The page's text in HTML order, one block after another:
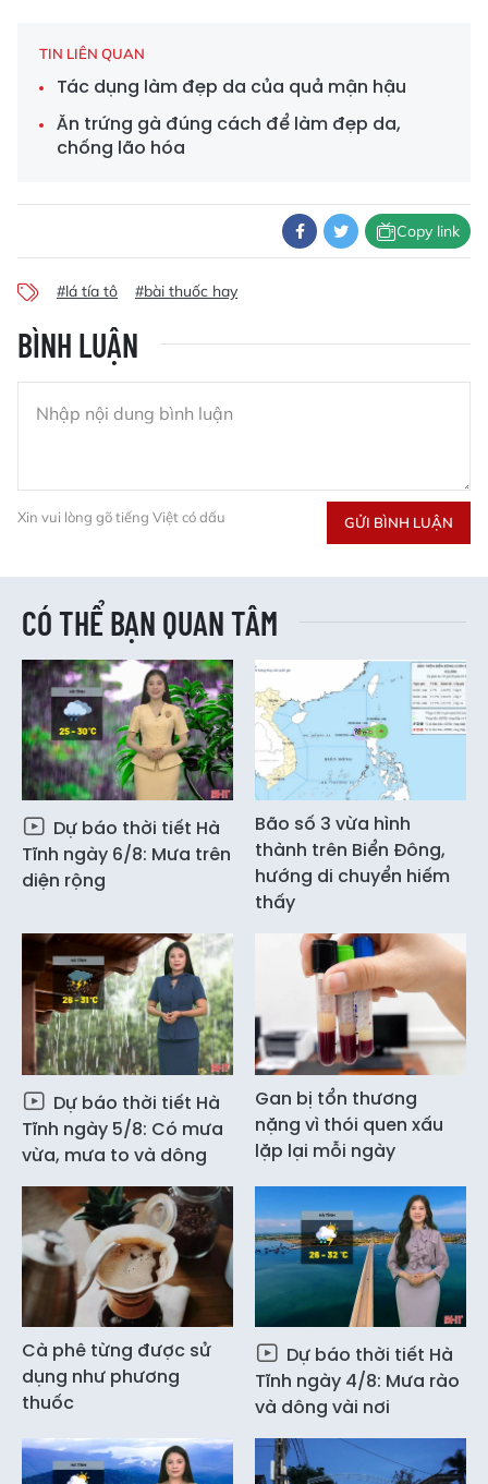
TIN LIÊN QUAN
Tác dụng làm đẹp da của quả mận hậu
Ăn trứng gà đúng cách để làm đẹp da,
chống lão hóa
Copy link
#lá tía tô #bài thuốc hay
BÌNH LUẬN
Xin vui lòng gõ tiếng Việt có dấu GỬI BÌNH LUẬN
CÓ THỂ BẠN QUAN TÂM
Dự báo thời tiết Hà
Tĩnh ngày 6/8: Mưa trên
diện rộng
Bão số 3 vừa hình
thành trên Biển Đông,
hướng di chuyển hiếm
thấy
Dự báo thời tiết Hà
Tĩnh ngày 5/8: Có mưa
vừa, mưa to và dông
Gan bị tổn thương
nặng vì thói quen xấu
lặp lại mỗi ngày
Cà phê từng được sử
dụng như phương
thuốc
Dự báo thời tiết Hà
Tĩnh ngày 4/8: Mưa rào
và dông vài nơi